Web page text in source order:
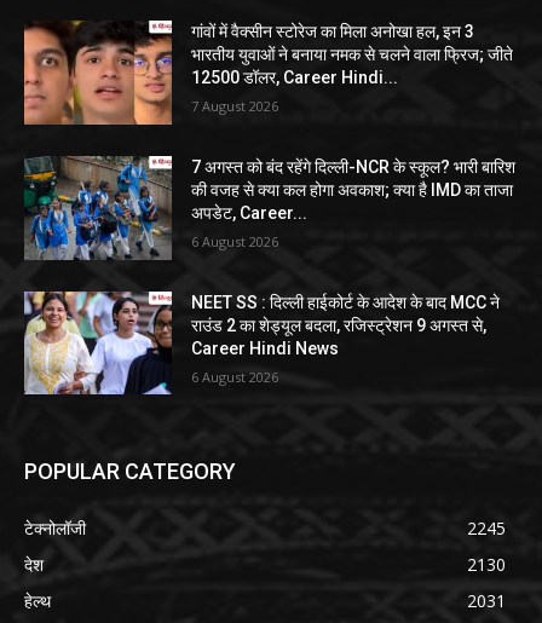
गांवों में वैक्सीन स्टोरेज का मिला अनोखा हल, इन 3
भारतीय युवाओं ने बनाया नमक से चलने वाला फ्रिज; जीते
12500 डॉलर, Career Hindi...
7 August 2026
7 अगस्त को बंद रहेंगे दिल्ली-NCR के स्कूल? भारी बारिश
की वजह से क्या कल होगा अवकाश; क्या है IMD का ताजा
अपडेट, Career...
6 August 2026
NEET SS : दिल्ली हाईकोर्ट के आदेश के बाद MCC ने
राउंड 2 का शेड्यूल बदला, रजिस्ट्रेशन 9 अगस्त से,
Career Hindi News
6 August 2026
POPULAR CATEGORY
टेक्नोलॉजी
2245
देश
2130
हेल्थ
2031